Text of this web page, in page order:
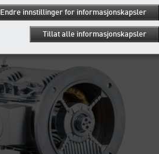
Endre innstillinger for informasjonskapsler
Tillat alle informasjonskapsler